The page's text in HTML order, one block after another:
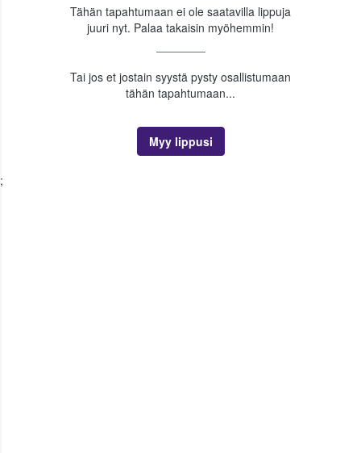
Tähän tapahtumaan ei ole saatavilla lippuja
juuri nyt. Palaa takaisin myöhemmin!
Tai jos et jostain syystä pysty osallistumaan
tähän tapahtumaan...
Myy lippusi
;